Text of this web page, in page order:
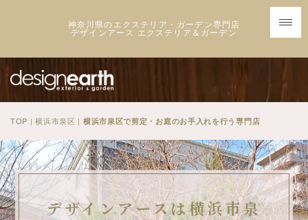
神奈川県のエクステリア・ガーデン専門店
デザインアース エクステリア＆ガーデン
TOP | 横浜市泉区 | 横浜市泉区で剪定・お庭のお手入れを行う専門店
デザインアースは横浜市泉